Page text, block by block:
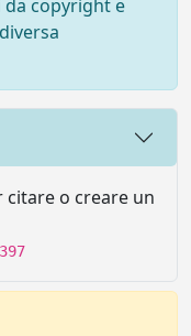
copyright e
o creare un